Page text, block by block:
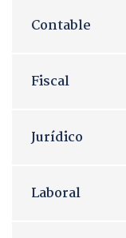
Contable
Fiscal
Jurídico
Laboral